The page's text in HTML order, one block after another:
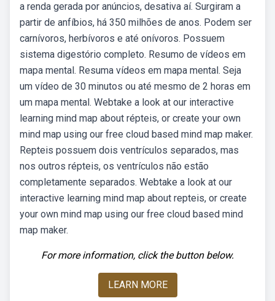
a renda gerada por anúncios, desativa aí. Surgiram a
partir de anfíbios, há 350 milhões de anos. Podem ser
carnívoros, herbívoros e até onívoros. Possuem
sistema digestório completo. Resumo de vídeos em
mapa mental. Resuma vídeos em mapa mental. Seja
um vídeo de 30 minutos ou até mesmo de 2 horas em
um mapa mental. Webtake a look at our interactive
learning mind map about répteis, or create your own
mind map using our free cloud based mind map maker.
Repteis possuem dois ventrículos separados, mas
nos outros répteis, os ventrículos não estão
completamente separados. Webtake a look at our
interactive learning mind map about repteis, or create
your own mind map using our free cloud based mind
map maker.
For more information, click the button below.
LEARN MORE